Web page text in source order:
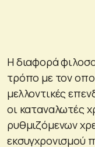
Η διαφορά
τρόπο με τον
μελλοντικές
οι καταναλωτές
ρυθμιζόμενων
εκσυγχρονισμού